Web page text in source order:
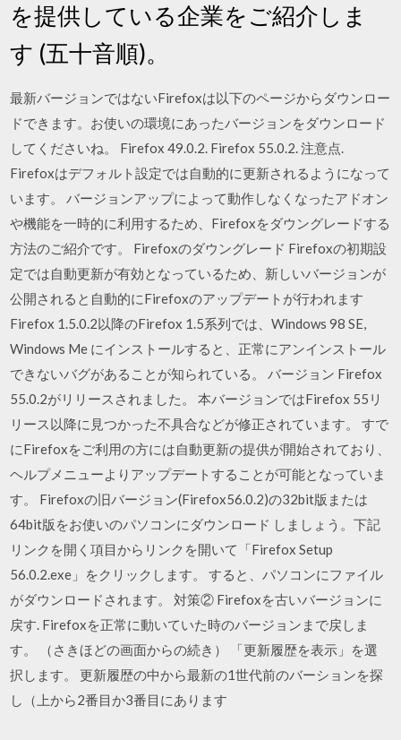
を提供している企業をご紹介しま
す (五十音順)。
最新バージョンではないFirefoxは以下のページからダウンロー
ドできます。お使いの環境にあったバージョンをダウンロード
してくださいね。 Firefox 49.0.2. Firefox 55.0.2. 注意点.
Firefoxはデフォルト設定では自動的に更新されるようになって
います。 バージョンアップによって動作しなくなったアドオン
や機能を一時的に利用するため、Firefoxをダウングレードする
方法のご紹介です。 Firefoxのダウングレード Firefoxの初期設
定では自動更新が有効となっているため、新しいバージョンが
公開されると自動的にFirefoxのアップデートが行われます
Firefox 1.5.0.2以降のFirefox 1.5系列では、Windows 98 SE,
Windows Me にインストールすると、正常にアンインストール
できないバグがあることが知られている。 バージョン Firefox
55.0.2がリリースされました。 本バージョンではFirefox 55リ
リース以降に見つかった不具合などが修正されています。 すで
にFirefoxをご利用の方には自動更新の提供が開始されており、
ヘルプメニューよりアップデートすることが可能となっていま
す。 Firefoxの旧バージョン(Firefox56.0.2)の32bit版または
64bit版をお使いのパソコンにダウンロード しましょう。下記
リンクを開く項目からリンクを開いて「Firefox Setup
56.0.2.exe」をクリックします。 すると、パソコンにファイル
がダウンロードされます。 対策② Firefoxを古いバージョンに
戻す. Firefoxを正常に動いていた時のバージョンまで戻しま
す。 （さきほどの画面からの続き） 「更新履歴を表示」を選
択します。 更新履歴の中から最新の1世代前のバーションを探
し（上から2番目か3番目にあります